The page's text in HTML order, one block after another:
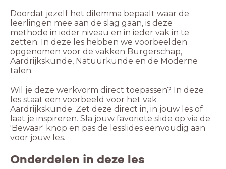
Doordat jezelf het dilemma bepaalt waar de
leerlingen mee aan de slag gaan, is deze
methode in ieder niveau en in ieder vak in te
zetten. In deze les hebben we voorbeelden
opgenomen voor de vakken Burgerschap,
Aardrijkskunde, Natuurkunde en de Moderne
talen.
Wil je deze werkvorm direct toepassen? In deze
les staat een voorbeeld voor het vak
Aardrijkskunde. Zet deze direct in, in jouw les of
laat je inspireren. Sla jouw favoriete slide op via de
'Bewaar' knop en pas de lesslides eenvoudig aan
voor jouw les.
Onderdelen in deze les